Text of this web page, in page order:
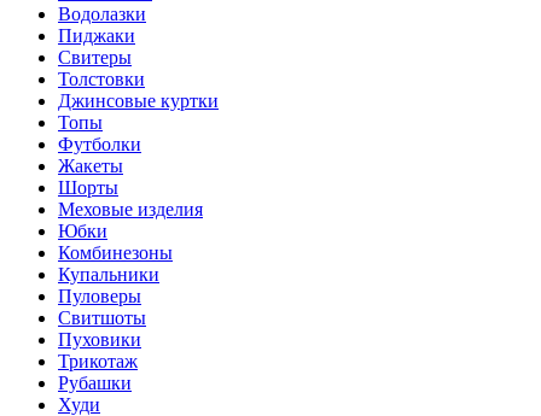
Водолазки
Пиджаки
Свитеры
Толстовки
Джинсовые куртки
Топы
Футболки
Жакеты
Шорты
Меховые изделия
Юбки
Комбинезоны
Купальники
Пуловеры
Свитшоты
Пуховики
Трикотаж
Рубашки
Худи